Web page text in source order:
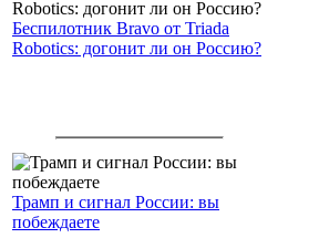
Беспилотник Bravo от Triada
Robotics: догонит ли он Россию?
Трамп и сигнал России: вы
побеждаете